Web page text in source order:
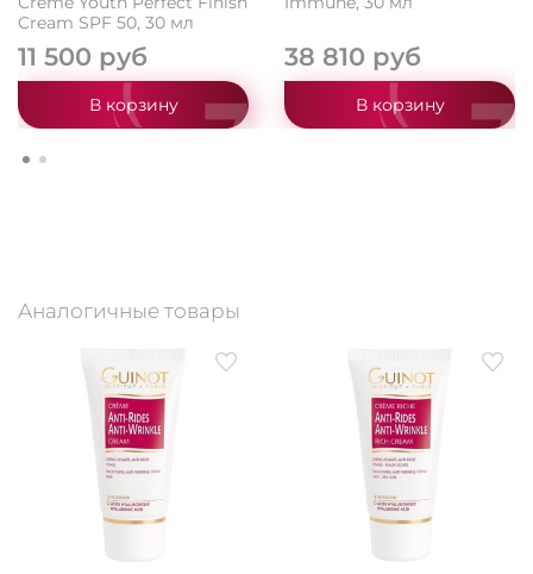
Cream SPF 50, 30 мл
11 500 руб
В корзину
38 810 руб
В корзину
Аналогичные товары